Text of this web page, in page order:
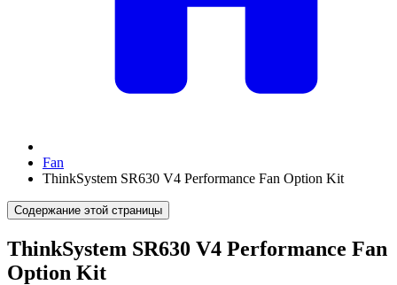
Fan
ThinkSystem SR630 V4 Performance Fan Option Kit
Содержание этой страницы
ThinkSystem SR630 V4 Performance Fan
Option Kit